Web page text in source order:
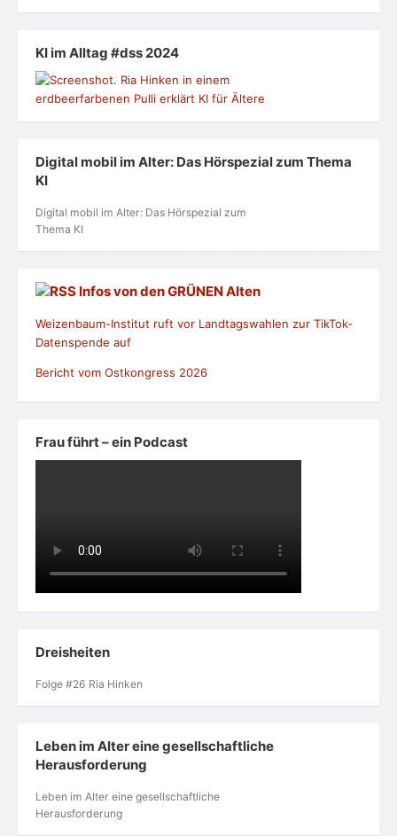
KI im Alltag #dss 2024
Digital mobil im Alter: Das Hörspezial zum Thema
KI
Digital mobil im Alter: Das Hörspezial zum
Thema KI
Infos von den GRÜNEN Alten
Weizenbaum-Institut ruft vor Landtagswahlen zur TikTok-
Datenspende auf
Bericht vom Ostkongress 2026
Frau führt – ein Podcast
Dreisheiten
Folge #26 Ria Hinken
Leben im Alter eine gesellschaftliche
Herausforderung
Leben im Alter eine gesellschaftliche
Herausforderung